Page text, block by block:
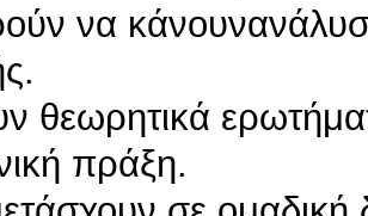
να
θεωρητικά
πράξη.